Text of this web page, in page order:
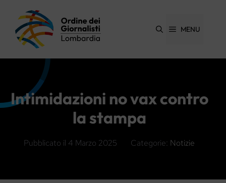
contenuto
MENU
Intimidazioni no vax contro
la stampa
Pubblicato il 4 Marzo 2025 Categorie: Notizie